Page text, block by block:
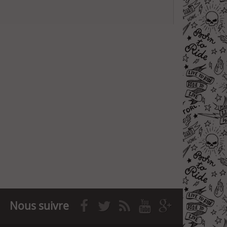
Nous suivre